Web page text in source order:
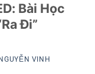
Bài Học
Đi”
VINH